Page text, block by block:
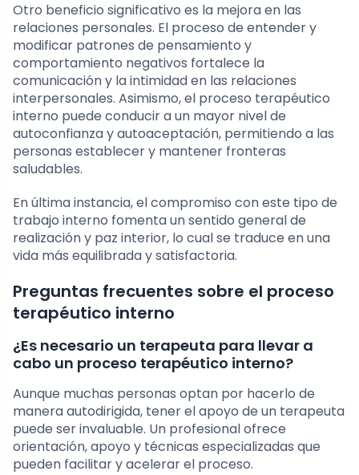
Otro beneficio significativo es la mejora en las
relaciones personales. El proceso de entender y
modificar patrones de pensamiento y
comportamiento negativos fortalece la
comunicación y la intimidad en las relaciones
interpersonales. Asimismo, el proceso terapéutico
interno puede conducir a un mayor nivel de
autoconfianza y autoaceptación, permitiendo a las
personas establecer y mantener fronteras
saludables.
En última instancia, el compromiso con este tipo de
trabajo interno fomenta un sentido general de
realización y paz interior, lo cual se traduce en una
vida más equilibrada y satisfactoria.
Preguntas frecuentes sobre el proceso
terapéutico interno
¿Es necesario un terapeuta para llevar a
cabo un proceso terapéutico interno?
Aunque muchas personas optan por hacerlo de
manera autodirigida, tener el apoyo de un terapeuta
puede ser invaluable. Un profesional ofrece
orientación, apoyo y técnicas especializadas que
pueden facilitar y acelerar el proceso.